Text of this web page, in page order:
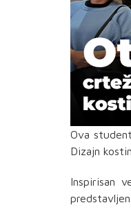
Ova
Dizajn
Inspirisan